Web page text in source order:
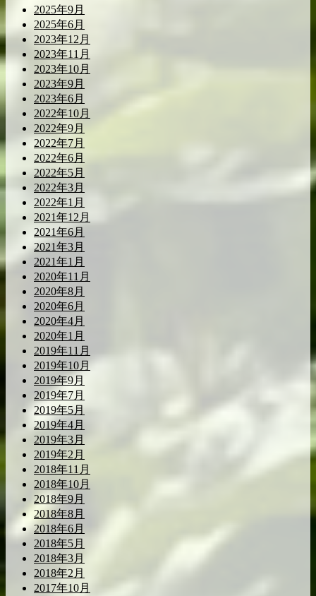
2025年9月
2025年6月
2023年12月
2023年11月
2023年10月
2023年9月
2023年6月
2022年10月
2022年9月
2022年7月
2022年6月
2022年5月
2022年3月
2022年1月
2021年12月
2021年6月
2021年3月
2021年1月
2020年11月
2020年8月
2020年6月
2020年4月
2020年1月
2019年11月
2019年10月
2019年9月
2019年7月
2019年5月
2019年4月
2019年3月
2019年2月
2018年11月
2018年10月
2018年9月
2018年8月
2018年6月
2018年5月
2018年3月
2018年2月
2017年10月